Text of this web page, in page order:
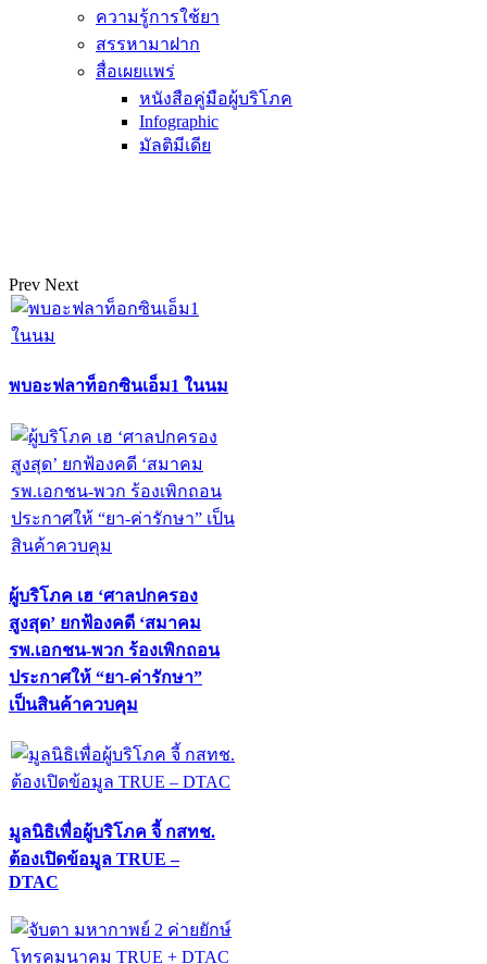
ความรู้การใช้ยา
สรรหามาฝาก
สื่อเผยแพร่
หนังสือคู่มือผู้บริโภค
Infographic
มัลติมีเดีย
Prev Next
พบอะฟลาท็อกซินเอ็ม1 ในนม
ผู้บริโภค เฮ ‘ศาลปกครอง
สูงสุด’ ยกฟ้องคดี ‘สมาคม
รพ.เอกชน-พวก ร้องเพิกถอน
ประกาศให้ “ยา-ค่ารักษา”
เป็นสินค้าควบคุม
มูลนิธิเพื่อผู้บริโภค จี้ กสทช.
ต้องเปิดข้อมูล TRUE –
DTAC